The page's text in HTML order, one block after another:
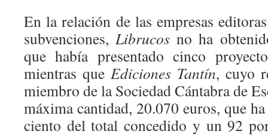
En la relación de las empresas
subvenciones, Librucos no ha
que había presentado cinco
mientras que Ediciones Tantín, cuyo
miembro de la Sociedad Cántabra de
máxima cantidad, 20.070 euros, que
ciento del total concedido y un 92